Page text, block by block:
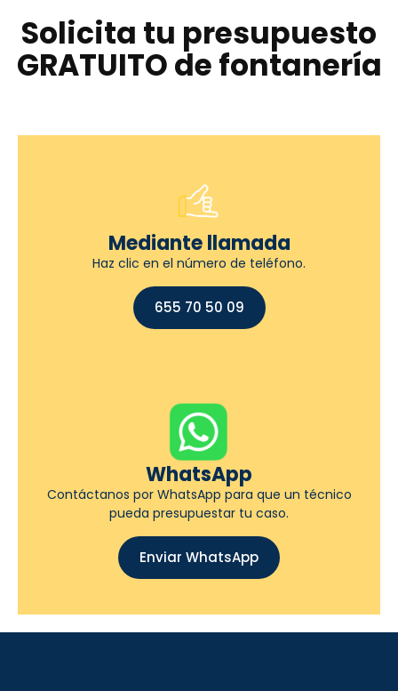
Solicita tu presupuesto
GRATUITO de fontanería
Mediante llamada
Haz clic en el número de teléfono.
655 70 50 09
WhatsApp
Contáctanos por WhatsApp para que un técnico
pueda presupuestar tu caso.
Enviar WhatsApp